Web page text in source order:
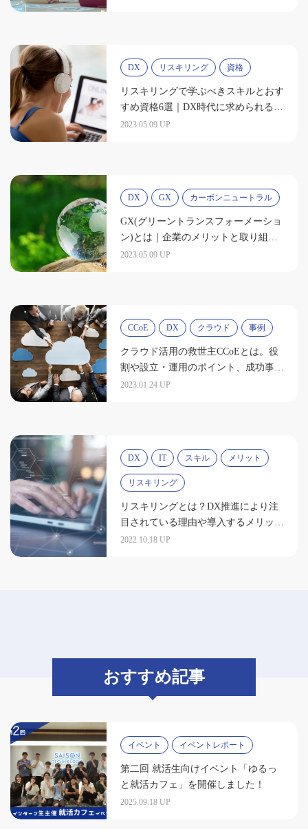
DX リスキリング 資格
リスキリングで学ぶべきスキルとおす
すめ資格6選｜DX時代に求められる人
材とは
2023.05.09 UP
DX GX カーボンニュートラル
GX(グリーントランスフォーメーショ
ン)とは｜企業のメリットと取り組み
事例を紹介
2023.05.09 UP
CCoE DX クラウド 事例
クラウド活用の救世主CCoEとは。役
割や設立・運用のポイント、成功事例
を紹介
2023.01.24 UP
DX IT スキル メリット
リスキリング
リスキリングとは？DX推進により注
目されている理由や導入するメリット
を簡単解説
2022.10.18 UP
おすすめ記事
イベント イベントレポート
第二回 就活生向けイベント「ゆるっ
と就活カフェ」を開催しました！
2025.09.18 UP